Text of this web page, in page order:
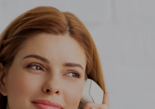
Fija
Óptica
Universal
de las Cosas
Full